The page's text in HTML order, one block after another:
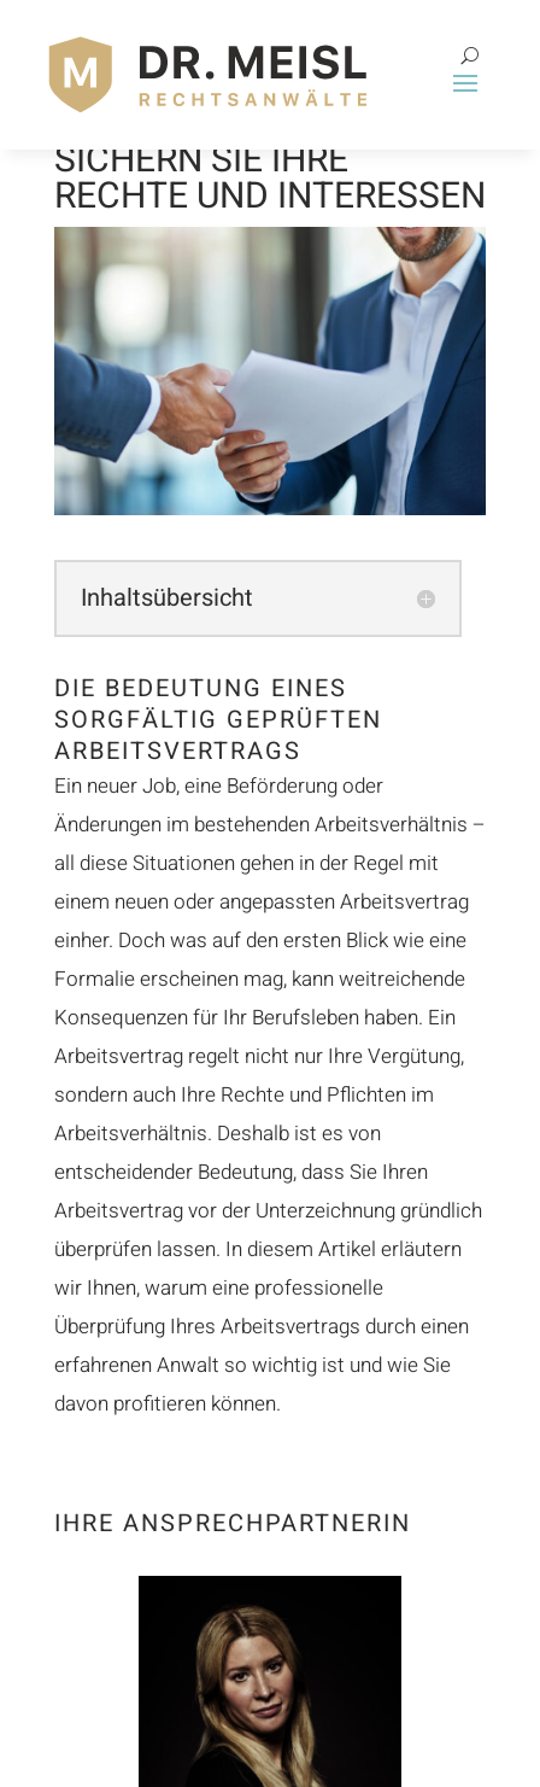
ARBEITSVERTRAG
ÜBERPRÜFEN LASSEN:
SICHERN SIE IHRE
RECHTE UND INTERESSEN
Inhaltsübersicht
DIE BEDEUTUNG EINES
SORGFÄLTIG GEPRÜFTEN
ARBEITSVERTRAGS
Ein neuer Job, eine Beförderung oder
Änderungen im bestehenden Arbeitsverhältnis –
all diese Situationen gehen in der Regel mit
einem neuen oder angepassten Arbeitsvertrag
einher. Doch was auf den ersten Blick wie eine
Formalie erscheinen mag, kann weitreichende
Konsequenzen für Ihr Berufsleben haben. Ein
Arbeitsvertrag regelt nicht nur Ihre Vergütung,
sondern auch Ihre Rechte und Pflichten im
Arbeitsverhältnis. Deshalb ist es von
entscheidender Bedeutung, dass Sie Ihren
Arbeitsvertrag vor der Unterzeichnung gründlich
überprüfen lassen. In diesem Artikel erläutern
wir Ihnen, warum eine professionelle
Überprüfung Ihres Arbeitsvertrags durch einen
erfahrenen Anwalt so wichtig ist und wie Sie
davon profitieren können.
IHRE ANSPRECHPARTNERIN